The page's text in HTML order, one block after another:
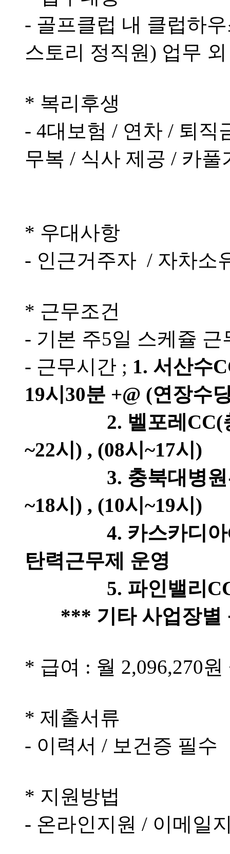
- 골프클럽 내 클럽하
스토리 정직원) 업무 외
* 복리후생
- 4대보험 / 연차 / 퇴직
무복 / 식사 제공 / 카
* 우대사항
- 인근거주자 / 자차소
* 근무조건
- 기본 주5일 스케쥴
- 근무시간 ; 1. 서산수
19시30분 +@ (연장수
2. 벨포레CC(충북
~22시) , (08시~17시)
3. 충북대병원푸
~18시) , (10시~19시)
4. 카스카디아CC(
탄력근무제 운영
5. 파인밸리CC(강
*** 기타 사업장별
* 급여 : 월 2,096,270
* 제출서류
- 이력서 / 보건증 필수
* 지원방법
- 온라인지원 / 이메일